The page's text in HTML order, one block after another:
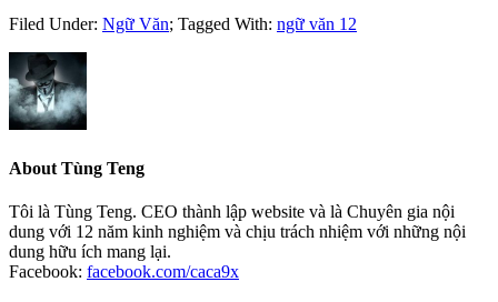
Filed Under: Ngữ Văn; Tagged With: ngữ văn 12
About Tùng Teng
Tôi là Tùng Teng. CEO thành lập website và là Chuyên gia nội
dung với 12 năm kinh nghiệm và chịu trách nhiệm với những nội
dung hữu ích mang lại.
Facebook: facebook.com/caca9x